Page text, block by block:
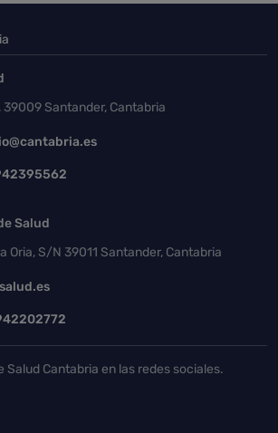
de página
39009 Santander, Cantabria
Salud
Oria, S/N 39011 Santander, Cantabria
Salud Cantabria en las redes sociales.